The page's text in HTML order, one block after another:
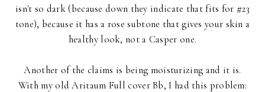
isn't so dark (because down they indicate that fits for #23
tone), because it has a rose subtone that gives your skin a
healthy look, not a Casper one.
Another of the claims is being moisturizing and it is.
With my old Aritaum Full cover Bb, I had this problem: